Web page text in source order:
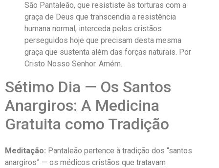
São Pantaleão, que resististe às torturas com a
graça de Deus que transcendia a resistência
humana normal, interceda pelos cristãos
perseguidos hoje que precisam desta mesma
graça que sustenta além das forças naturais. Por
Cristo Nosso Senhor. Amém.
Sétimo Dia — Os Santos
Anargiros: A Medicina
Gratuita como Tradição
Meditação: Pantaleão pertence à tradição dos “santos
anargiros” — os médicos cristãos que tratavam